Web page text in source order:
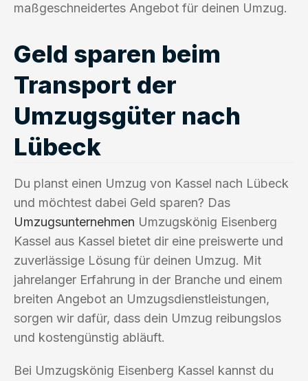
maßgeschneidertes Angebot für deinen Umzug.
Geld sparen beim
Transport der
Umzugsgüter nach
Lübeck
Du planst einen Umzug von Kassel nach Lübeck
und möchtest dabei Geld sparen? Das
Umzugsunternehmen Umzugskönig Eisenberg
Kassel aus Kassel bietet dir eine preiswerte und
zuverlässige Lösung für deinen Umzug. Mit
jahrelanger Erfahrung in der Branche und einem
breiten Angebot an Umzugsdienstleistungen,
sorgen wir dafür, dass dein Umzug reibungslos
und kostengünstig abläuft.
Bei Umzugskönig Eisenberg Kassel kannst du